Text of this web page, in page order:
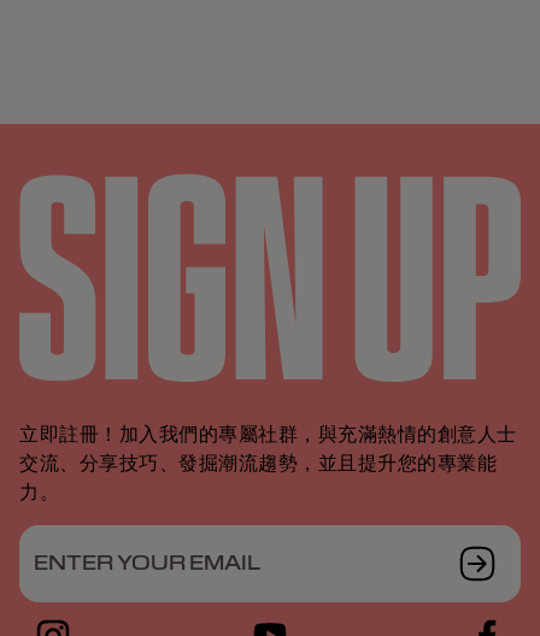
立即註冊！加入我們的專屬社群，與充滿熱情的創意人士
交流、分享技巧、發掘潮流趨勢，並且提升您的專業能
力。
ENTER YOUR EMAIL